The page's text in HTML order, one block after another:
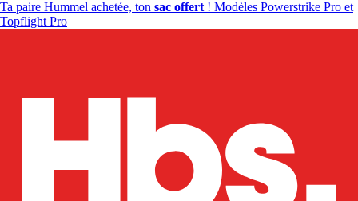
Ta paire Hummel achetée, ton sac offert ! Modèles Powerstrike Pro et
Topflight Pro